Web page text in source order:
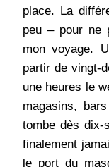
place. La
peu – pour ne
mon voyage.
partir de vingt-
une heures le
magasins,
tombe dès dix-
finalement
le port du